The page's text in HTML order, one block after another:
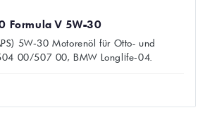
Formula V 5W-30
5W‑30 Motorenöl für Otto- und
00/507 00, BMW Longlife‑04.